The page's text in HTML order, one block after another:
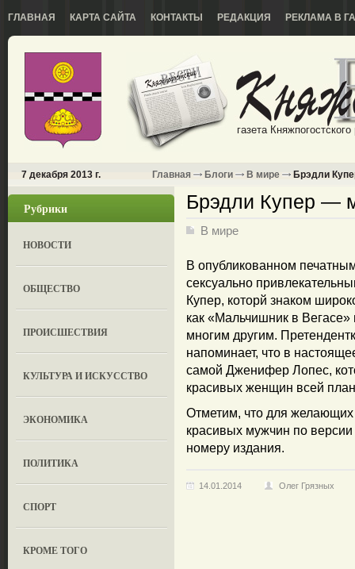
ГЛАВНАЯ КАРТА САЙТА КОНТАКТЫ РЕДАКЦИЯ РЕКЛАМА В
газета
7 декабря 2013 г. Главная Блоги В мире Брэдли
Рубрики
НОВОСТИ
ОБЩЕСТВО
ПРОИСШЕСТВИЯ
КУЛЬТУРА И ИСКУССТВО
ЭКОНОМИКА
ПОЛИТИКА
СПОРТ
КРОМЕ ТОГО
Брэдли Купер —
В мире
В опубликованном
сексуально
Купер, которй знаком
как «Мальчишник в
многим другим.
напоминает, что в
самой Дженифер Лопес,
красивых женщин всей
Отметим, что для желающих
красивых мужчин по версии
номеру издания.
14.01.2014 Олег Грязных